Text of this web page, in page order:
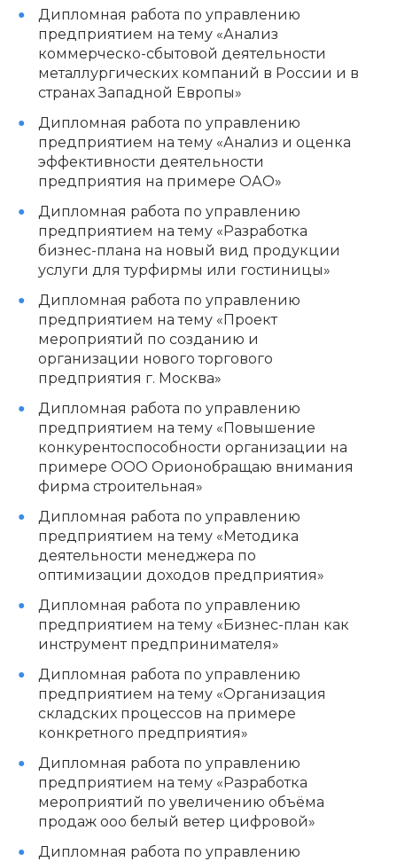
Дипломная работа по управлению
предприятием на тему «Анализ
коммерческо-сбытовой деятельности
металлургических компаний в России и в
странах Западной Европы»
Дипломная работа по управлению
предприятием на тему «Анализ и оценка
эффективности деятельности
предприятия на примере ОАО»
Дипломная работа по управлению
предприятием на тему «Разработка
бизнес-плана на новый вид продукции
услуги для турфирмы или гостиницы»
Дипломная работа по управлению
предприятием на тему «Проект
мероприятий по созданию и
организации нового торгового
предприятия г. Москва»
Дипломная работа по управлению
предприятием на тему «Повышение
конкурентоспособности организации на
примере ООО Орионобращаю внимания
фирма строительная»
Дипломная работа по управлению
предприятием на тему «Методика
деятельности менеджера по
оптимизации доходов предприятия»
Дипломная работа по управлению
предприятием на тему «Бизнес-план как
инструмент предпринимателя»
Дипломная работа по управлению
предприятием на тему «Организация
складских процессов на примере
конкретного предприятия»
Дипломная работа по управлению
предприятием на тему «Разработка
мероприятий по увеличению объёма
продаж ооо белый ветер цифровой»
Дипломная работа по управлению